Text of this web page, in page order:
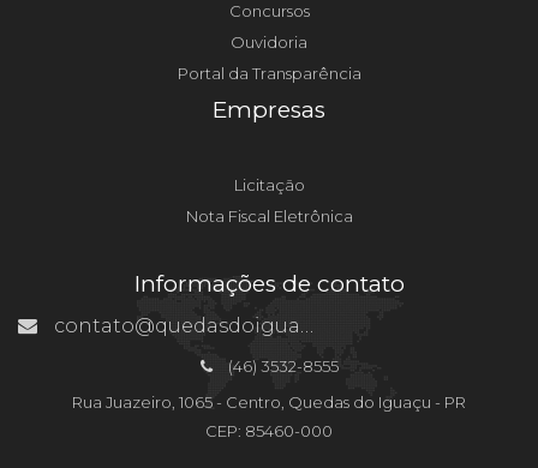
Concursos
Ouvidoria
Portal da Transparência
Empresas
Licitação
Nota Fiscal Eletrônica
Informações de contato
contato@quedasdoiguacu.pr.gov.br
(46) 3532-8555
Rua Juazeiro, 1065 - Centro, Quedas do Iguaçu - PR
CEP: 85460-000